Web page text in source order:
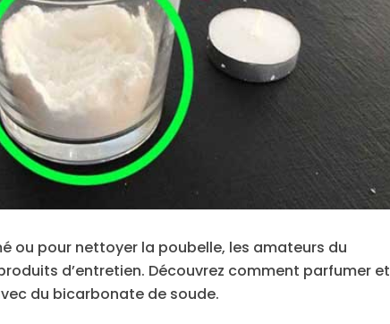
ou pour nettoyer la poubelle, les amateurs du
d’entretien. Découvrez comment parfumer et
du bicarbonate de soude.